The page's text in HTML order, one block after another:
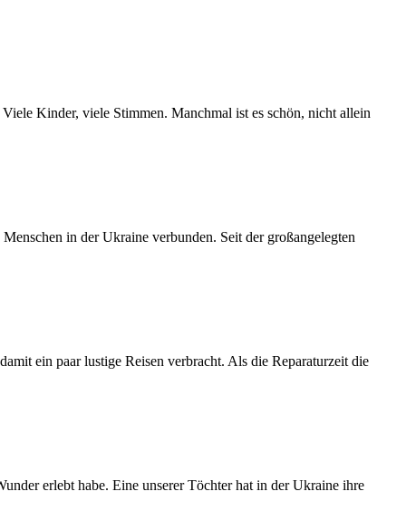
Kinder, viele Stimmen. Manchmal ist es schön, nicht allein
in der Ukraine verbunden. Seit der großangelegten
ein paar lustige Reisen verbracht. Als die Reparaturzeit die
erlebt habe. Eine unserer Töchter hat in der Ukraine ihre